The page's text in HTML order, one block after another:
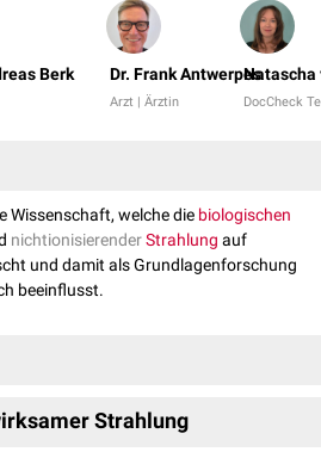
Berk Dr. Frank Antwerpes
Arzt | Ärztin
Natascha
DocCheck
Wissenschaft, welche die biologischen
nichtionisierenderStrahlung auf
und damit als Grundlagenforschung
beeinflusst.
Prozessen, die nach derAbsorption
Strahlung